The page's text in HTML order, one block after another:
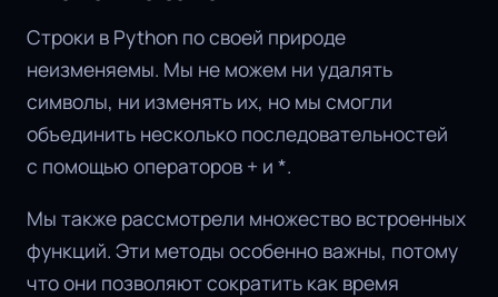
Строки в Python по своей природе
неизменяемы. Мы не можем ни удалять
символы, ни изменять их, но мы смогли
объединить несколько последовательностей
с помощью операторов + и *.
Мы также рассмотрели множество встроенных
функций. Эти методы особенно важны, потому
что они позволяют сократить как время